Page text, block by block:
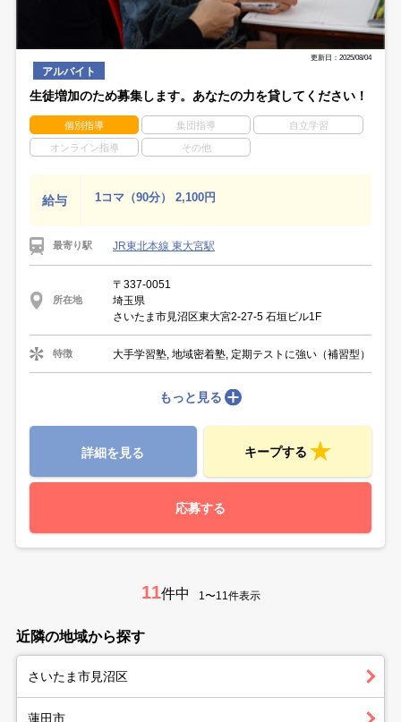
更新日：2025/08/04
アルバイト
生徒増加のため募集します。あなたの力を貸してください！
個別指導 集団指導 自立学習
オンライン指導 その他
給与 1コマ（90分） 2,100円
最寄り駅 JR東北本線 東大宮駅
所在地
〒337-0051
埼玉県
さいたま市見沼区東大宮2-27-5 石垣ビル1F
特徴 大手学習塾, 地域密着塾, 定期テストに強い（補習型）
もっと見る
詳細を見る キープする
応募する
11件中 1〜11件表示
近隣の地域から探す
さいたま市見沼区
蓮田市